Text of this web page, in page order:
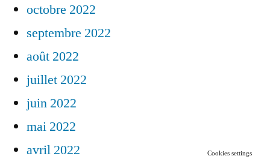
octobre 2022
septembre 2022
août 2022
juillet 2022
juin 2022
mai 2022
avril 2022
Cookies settings